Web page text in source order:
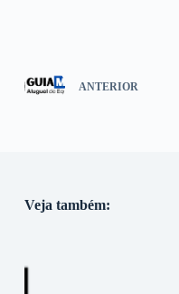
ANTERIOR
Veja também: